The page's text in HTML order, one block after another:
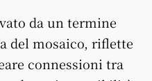
da un termine
del mosaico, riflette
connessioni tra